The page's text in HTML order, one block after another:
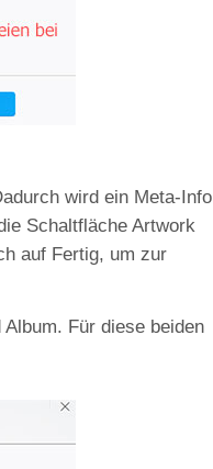
wird ein Meta-Info
Schaltfläche Artwork
auf Fertig, um zur
Für diese beiden